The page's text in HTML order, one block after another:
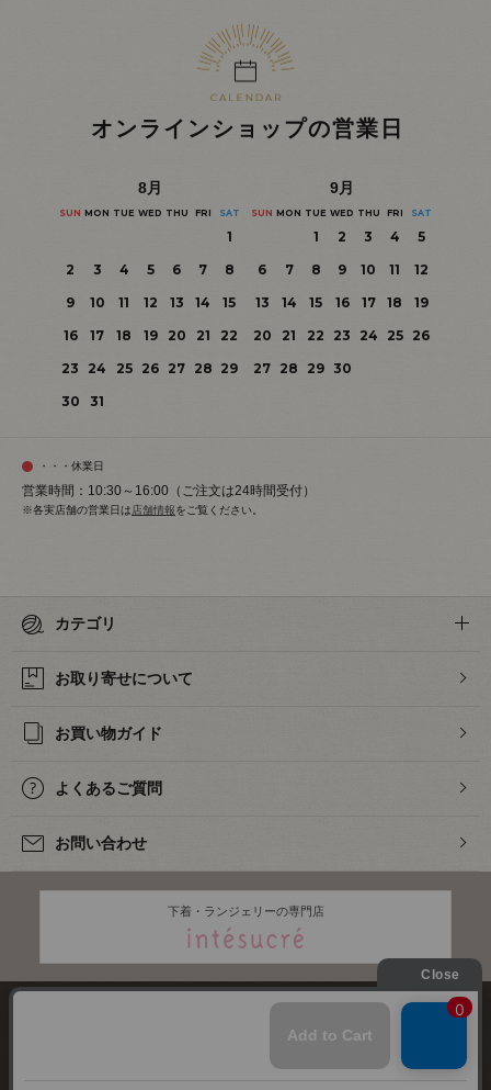
オンラインショップの営業日
8月
SUN MON TUE WED THU FRI SAT
1
2
3 4 5 6 7
8
9
10 11 12 13 14
15
16
17 18 19 20 21
22
23
24 25 26 27 28 29
30
31
9月
SUN MON TUE WED THU FRI SAT
1 2 3 4
5
6
7 8 9 10 11
12
13
14 15 16 17 18
19
20
21 22 23 24 25
26
27 28 29 30
・・・休業日
営業時間：10:30～16:00（ご注文は24時間受付）
※各実店舗の営業日は 店舗情報をご覧ください。
カテゴリ
お取り寄せについて
お買い物ガイド
よくあるご質問
お問い合わせ
下着・ランジェリーの専門店
プライバシーポリシー サイトマップ